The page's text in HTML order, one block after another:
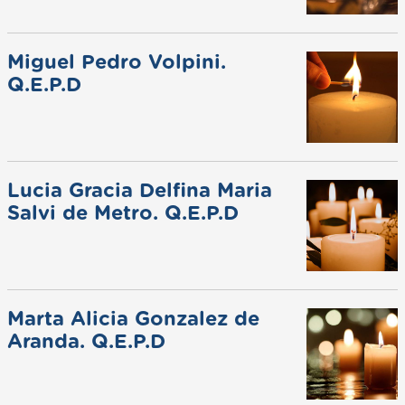
Miguel Pedro Volpini.
Q.E.P.D
Lucia Gracia Delfina Maria
Salvi de Metro. Q.E.P.D
Marta Alicia Gonzalez de
Aranda. Q.E.P.D